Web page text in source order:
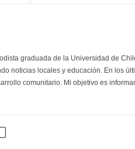
graduada de la Universidad de
noticias locales y educación. En los
comunitario. Mi objetivo es